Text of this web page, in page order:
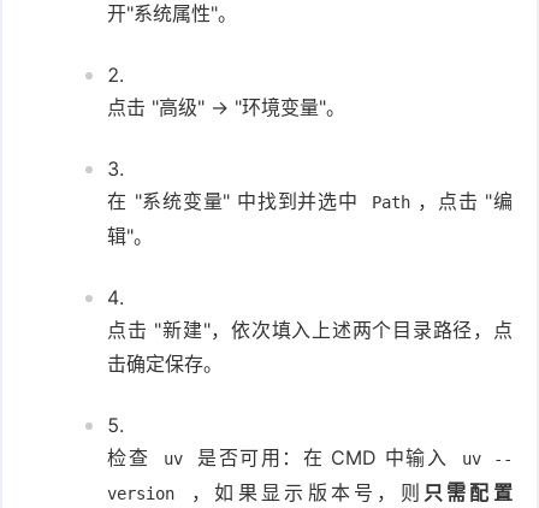
开"系统属性"。
点击 "高级" -> "环境变量"。
在 "系统变量" 中找到并选中 Path ，点击 "编
辑"。
点击 "新建"，依次填入上述两个目录路径，点
击确定保存。
检查 uv 是否可用：在 CMD 中输入
uv --
version
，如果显示版本号，则 只需配置